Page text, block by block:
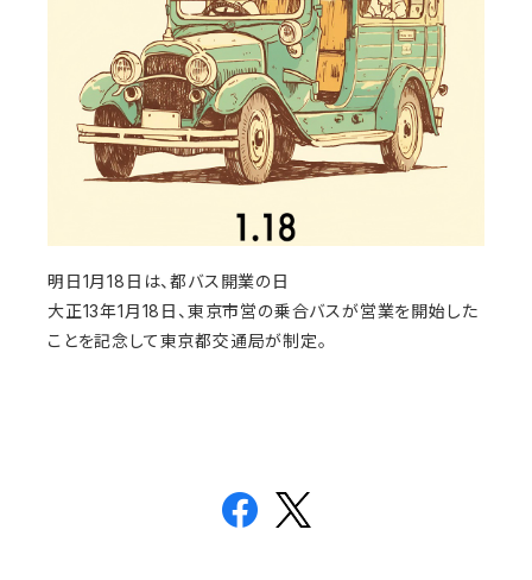
明日1月18日は、都バス開業の日
大正13年1月18日、東京市営の乗合バスが営業を開始した
ことを記念して東京都交通局が制定。